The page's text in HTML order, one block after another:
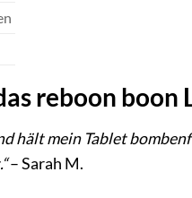
reboon boon
hält mein Tablet
– Sarah M.